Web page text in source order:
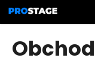
Přejít
na
obsah
K
o